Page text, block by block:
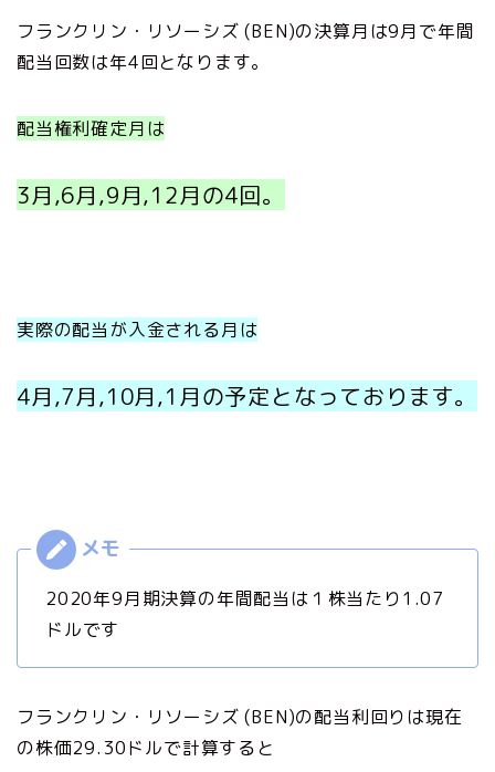
フランクリン・リソーシズ (BEN)の決算月は9月で年間
配当回数は年4回となります。
配当権利確定月は
3月,6月,9月,12月の4回。
実際の配当が入金される月は
4月,7月,10月,1月の予定となっております。
2020年9月期決算の年間配当は１株当たり1.07
ドルです
フランクリン・リソーシズ (BEN)の配当利回りは現在
の株価29.30ドルで計算すると